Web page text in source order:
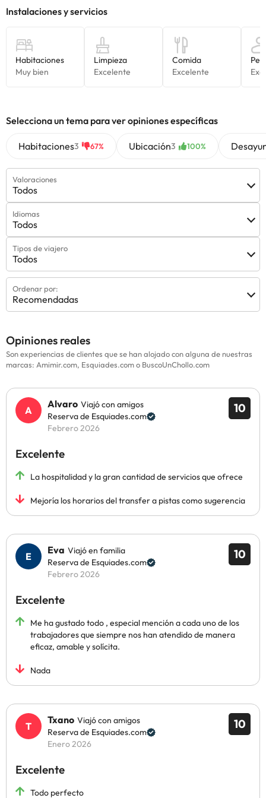
Algunos de los servicios detallados pueden ser de pago. Puedes
consultar sus tarifas directamente en el establecimiento. Toda la
información de esta ficha está sujeta a cambios por parte del
alojamiento. Si tienes dudas, contáctanos.
Selecciona un tema para ver opiniones específicas
Habitaciones3 67% Ubicación3 100%
Valoraciones
Todos
Idiomas
Todos
Tipos de viajero
Todos
Ordenar por:
Recomendadas
Opiniones reales
Son experiencias de clientes que se han alojado con alguna de nuestras
marcas: Amimir.com, Esquiades.com o BuscoUnChollo.com
10
Alvaro Viajó con amigos
Reserva de Esquiades.com
Febrero 2026
Excelente
La hospitalidad y la gran cantidad de servicios que ofrece
Mejoría los horarios del transfer a pistas como sugerencia
10
Eva Viajó en familia
Reserva de Esquiades.com
Febrero 2026
Excelente
Me ha gustado todo , especial mención a cada uno de los
trabajadores que siempre nos han atendido de manera
eficaz, amable y solícita.
Nada
10
Txano Viajó con amigos
Reserva de Esquiades.com
Enero 2026
Excelente
Todo perfecto